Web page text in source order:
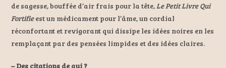
de sagesse, bouffée d’air frais pour la tête,Le Petit Livre Qui
Fortifieest un médicament pour l’âme, un cordial
réconfortant et revigorant qui dissipe les idées noires en les
remplaçant par des pensées limpides et des idées claires.
– Des citations de qui ?